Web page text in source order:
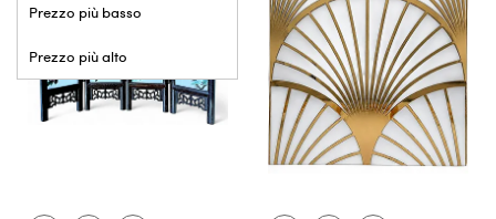
Prezzo più basso
Prezzo più alto